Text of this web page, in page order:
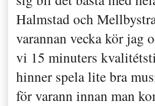
Halmstad och
varannan vecka kör jag
vi 15 minuters
hinner spela lite bra
för varann innan man